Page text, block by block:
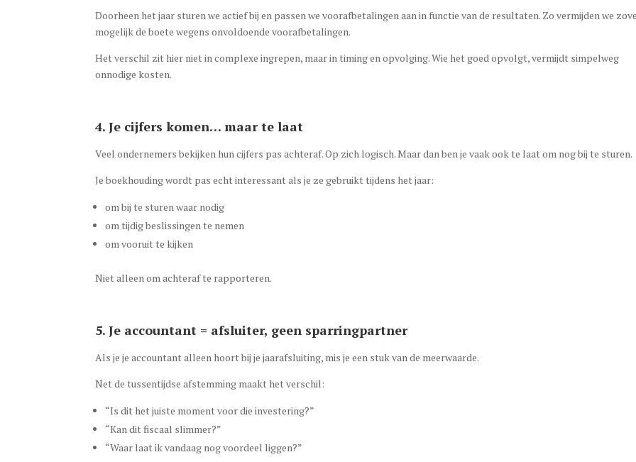
Doorheen het jaar sturen we actief bij en passen we voorafbetalingen aan in functie van de resultaten. Zo vermijden we
mogelijk de boete wegens onvoldoende voorafbetalingen.
Het verschil zit hier niet in complexe ingrepen, maar in timing en opvolging. Wie het goed opvolgt, vermijdt simpelweg
onnodige kosten.
4. Je cijfers komen… maar te laat
Veel ondernemers bekijken hun cijfers pas achteraf. Op zich logisch. Maar dan ben je vaak ook te laat om nog bij te sturen.
Je boekhouding wordt pas echt interessant als je ze gebruikt tijdens het jaar:
om bij te sturen waar nodig
om tijdig beslissingen te nemen
om vooruit te kijken
Niet alleen om achteraf te rapporteren.
5. Je accountant = afsluiter, geen sparringpartner
Als je je accountant alleen hoort bij je jaarafsluiting, mis je een stuk van de meerwaarde.
Net de tussentijdse afstemming maakt het verschil:
“Is dit het juiste moment voor die investering?”
“Kan dit fiscaal slimmer?”
“Waar laat ik vandaag nog voordeel liggen?”